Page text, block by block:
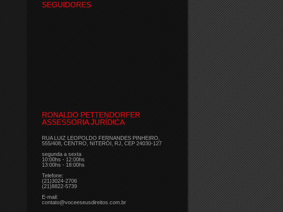
SEGUIDORES
RONALDO PETTENDORFER
ASSESSORIA JURÍDICA
RUA LUIZ LEOPOLDO FERNANDES PINHEIRO,
555/408, CENTRO, NITERÓI, RJ, CEP 24030-127
segunda a sexta
10:00hs - 12:00hs
13:00hs - 18:00hs
Telefone:
(21)3024-2706
(21)8822-5739
E-mail:
contato@voceeseusdireitos.com.br